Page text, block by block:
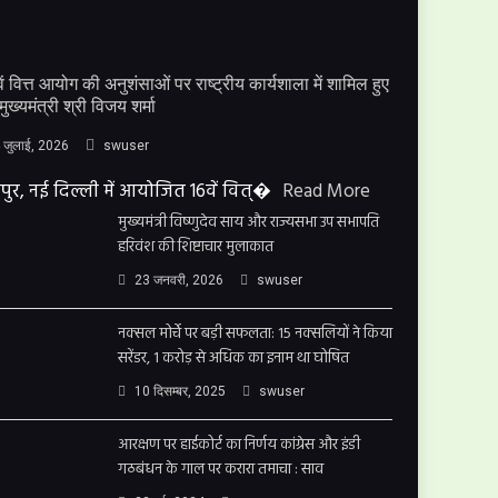
वित्त आयोग की अनुशंसाओं पर राष्ट्रीय कार्यशाला में शामिल हुए
श्री विजय शर्मा
जुलाई, 2026 swuser
नई दिल्ली में आयोजित 16वें वित्� Read More
मुख्यमंत्री विष्णुदेव साय और राज्यसभा उप सभापति
हरिवंश की शिष्टाचार मुलाकात
23 जनवरी, 2026 swuser
नक्सल मोर्चे पर बड़ी सफलता: 15 नक्सलियों ने किया
सरेंडर, 1 करोड़ से अधिक का इनाम था घोषित
10 दिसम्बर, 2025 swuser
आरक्षण पर हाईकोर्ट का निर्णय कांग्रेस और इंडी
गठबंधन के गाल पर करारा तमाचा : साव